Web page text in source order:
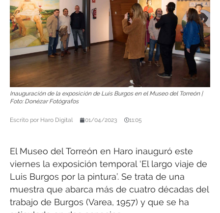
Inauguración de la exposición de Luis Burgos en el Museo del Torreón |
Foto: Donézar Fotógrafos
Escrito por Haro Digital 01/04/2023 11:05
El Museo del Torreón en Haro inauguró este
viernes la exposición temporal ‘El largo viaje de
Luis Burgos por la pintura’. Se trata de una
muestra que abarca más de cuatro décadas del
trabajo de Burgos (Varea, 1957) y que se ha